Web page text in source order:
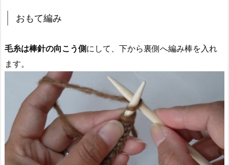
おもて編み
毛糸は棒針の向こう側にして、下から裏側へ編み棒を入れ
ます。